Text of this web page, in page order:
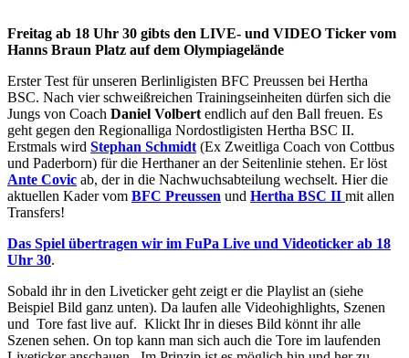
Freitag ab 18 Uhr 30 gibts den LIVE- und VIDEO Ticker vom
Hanns Braun Platz auf dem Olympiagelände
Erster Test für unseren Berlinligisten BFC Preussen bei Hertha
BSC. Nach vier schweißreichen Trainingseinheiten dürfen sich die
Jungs von Coach Daniel Volbert endlich auf den Ball freuen. Es
geht gegen den Regionalliga Nordostligisten Hertha BSC II.
Erstmals wird Stephan Schmidt (Ex Zweitliga Coach von Cottbus
und Paderborn) für die Herthaner an der Seitenlinie stehen. Er löst
Ante Covic ab, der in die Nachwuchsabteilung wechselt. Hier die
aktuellen Kader vom BFC Preussen und Hertha BSC II mit allen
Transfers!
Das Spiel übertragen wir im FuPa Live und Videoticker ab 18
Uhr 30.
Sobald ihr in den Liveticker geht zeigt er die Playlist an (siehe
Beispiel Bild ganz unten). Da laufen alle Videohighlights, Szenen
und Tore fast live auf. Klickt Ihr in dieses Bild könnt ihr alle
Szenen sehen. On top kann man sich auch die Tore im laufenden